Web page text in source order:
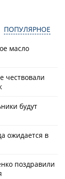
ПОПУЛЯРНОЕ
масло
чествовали
будут
ожидается в
поздравили